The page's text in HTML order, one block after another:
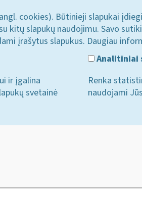
cookies). Būtinieji slapukai
kitų slapukų naudojimu. Savo
įrašytus slapukus. Daugiau
ir įgalina
svetainė
Analitiniai
Renka
naudojami